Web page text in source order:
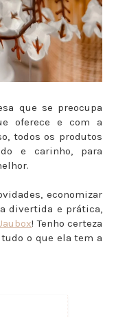
que se preocupa
oferece e com a
todos os produtos
e carinho, para
economizar
divertida e prática,
! Tenho certeza
o que ela tem a